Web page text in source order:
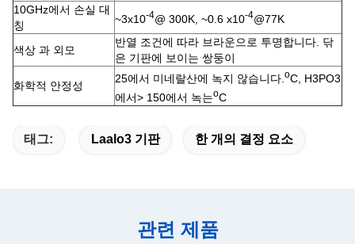
10GHz에서 손실 대
칭
~3x10-4@ 300K, ~0.6 x10-4@77K
색상 과 외모
반열 조건에 따라 브라운으로 투명합니다. 닦
은 기판에 보이는 쌍둥이
화학적 안정성
25에서 미네랄산에 녹지 않습니다. oC, H3PO3
에서> 150에서 녹는oC
태그: Laalo3 기판 한 개의 결정 요소
관련 제품